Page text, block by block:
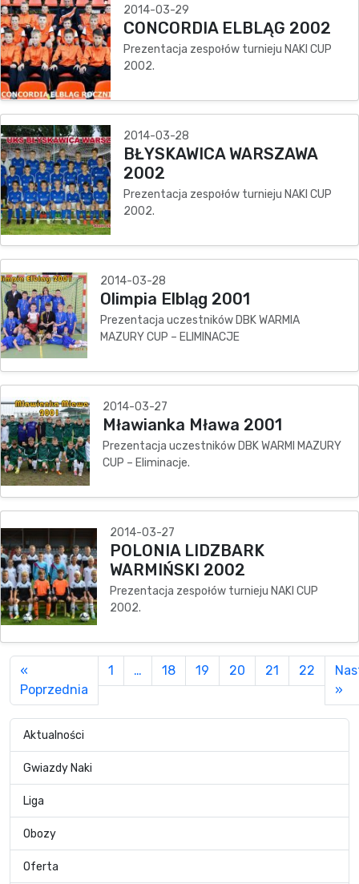
2014-03-29
CONCORDIA ELBLĄG 2002
Prezentacja zespołów turnieju NAKI CUP
2002.
2014-03-28
BŁYSKAWICA WARSZAWA
2002
Prezentacja zespołów turnieju NAKI CUP
2002.
2014-03-28
Olimpia Elbląg 2001
Prezentacja uczestników DBK WARMIA
MAZURY CUP – ELIMINACJE
2014-03-27
Mławianka Mława 2001
Prezentacja uczestników DBK WARMI MAZURY
CUP – Eliminacje.
2014-03-27
POLONIA LIDZBARK
WARMIŃSKI 2002
Prezentacja zespołów turnieju NAKI CUP
2002.
«
Poprzednia
1 … 18 19 20 21 22
»
Aktualności
Gwiazdy Naki
Liga
Obozy
Oferta